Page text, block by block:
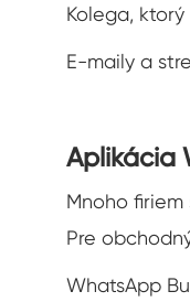
Kolega,
E-maily a
Aplikácia
Mnoho
Pre
WhatsApp